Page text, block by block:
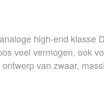
high-end klasse
veel vermogen, ook
van zwaar,